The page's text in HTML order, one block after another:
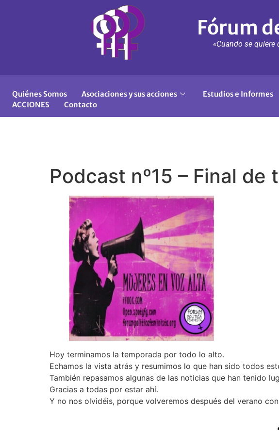
Fórum
«Cuando se
Quiénes Somos Asociaciones y sus acciones Estudios e Informes
ACCIONES
Contacto
Podcast nº15 – Final de
Hoy terminamos la temporada por todo lo alto.
Echamos la vista atrás y resumimos lo que han sido todos
También repasamos algunas de las noticias que han tenido
Gracias a todas por estar ahí.
Y no nos olvidéis, porque volveremos después del verano